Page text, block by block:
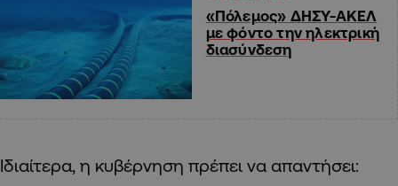
«Πόλεμος» ΔΗΣΥ-ΑΚΕΛ
με φόντο την ηλεκτρική
διασύνδεση
Ιδιαίτερα, η κυβέρνηση πρέπει να απαντήσει: